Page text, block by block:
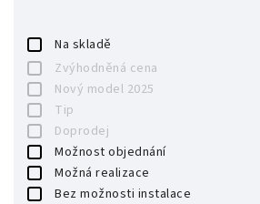
Na skladě
Zvýhodněná cena
Nový model 2025
Tip
Doprodej
Možnost objednání
Možná realizace
Bez možnosti instalace